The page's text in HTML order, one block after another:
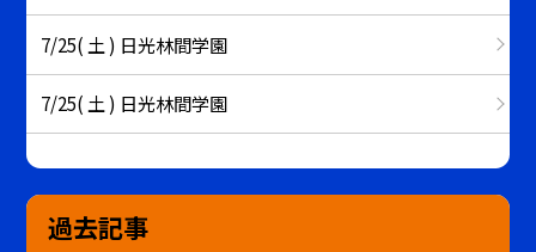
7/25( 土 ) 日光林間学園
7/25( 土 ) 日光林間学園
過去記事